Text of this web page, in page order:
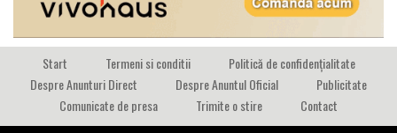
Start Termeni si conditii
Politică de confidențialitate
Despre Anunturi Direct
Despre Anuntul Oficial
Publicitate
Comunicate de presa
Trimite o stire Contact